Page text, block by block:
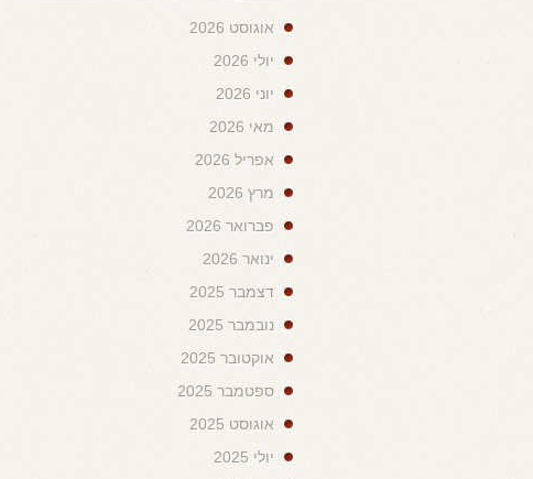
אוגוסט 2026
יולי 2026
יוני 2026
מאי 2026
אפריל 2026
מרץ 2026
פברואר 2026
ינואר 2026
דצמבר 2025
נובמבר 2025
אוקטובר 2025
ספטמבר 2025
אוגוסט 2025
יולי 2025